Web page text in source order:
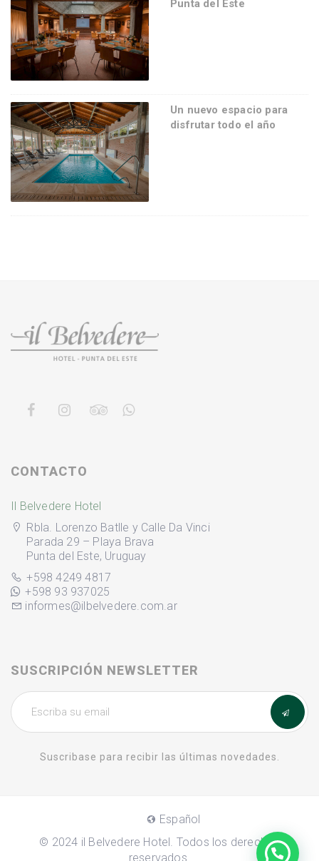
Punta del Este
Un nuevo espacio para
disfrutar todo el año
CONTACTO
Il Belvedere Hotel
Rbla. Lorenzo Batlle y Calle Da Vinci
Parada 29 – Playa Brava
Punta del Este, Uruguay
+598 4249 4817
+598 93 937025
informes@ilbelvedere.com.ar
SUSCRIPCIÓN NEWSLETTER
Suscribase para recibir las últimas novedades.
Español
© 2024 il Belvedere Hotel. Todos los derechos
reservados.